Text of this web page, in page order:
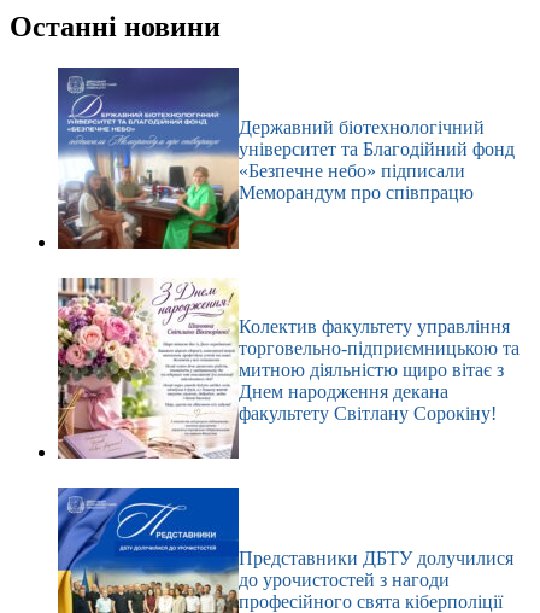
результатів
Останні новини
Державний біотехнологічний
університет та Благодійний фонд
«Безпечне небо» підписали
Меморандум про співпрацю
Колектив факультету управління
торговельно-підприємницькою та
митною діяльністю щиро вітає з
Днем народження декана
факультету Світлану Сорокіну!
Представники ДБТУ долучилися
до урочистостей з нагоди
професійного свята кіберполіції